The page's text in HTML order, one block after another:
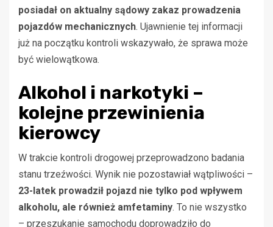
posiadał on aktualny sądowy zakaz prowadzenia
pojazdów mechanicznych. Ujawnienie tej informacji
już na początku kontroli wskazywało, że sprawa może
być wielowątkowa.
Alkohol i narkotyki –
kolejne przewinienia
kierowcy
W trakcie kontroli drogowej przeprowadzono badania
stanu trzeźwości. Wynik nie pozostawiał wątpliwości –
23-latek prowadził pojazd nie tylko pod wpływem
alkoholu, ale również amfetaminy. To nie wszystko
– przeszukanie samochodu doprowadziło do